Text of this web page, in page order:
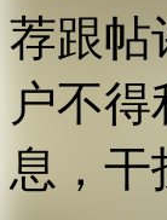
荐跟帖
户不
息，干